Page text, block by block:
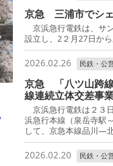
京急 三浦市でシ
京浜急行電鉄は、サ
設立し、2２月27日か
2026.02.26 民鉄・公
京急 「八ツ山跨
線連続立体交差事
京浜急行電鉄は２３
浜急行本線（泉岳寺駅
して、京急本線品川―
2026.02.20 民鉄・公